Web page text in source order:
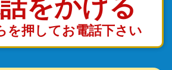
をかける
を押してお電話下さい